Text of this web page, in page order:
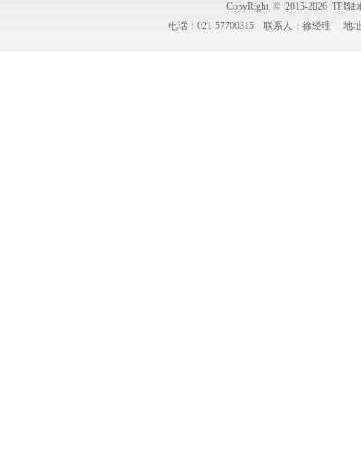
CopyRight © 2015-2026 TPI轴
电话：021-57700315
联系人：徐经理 地